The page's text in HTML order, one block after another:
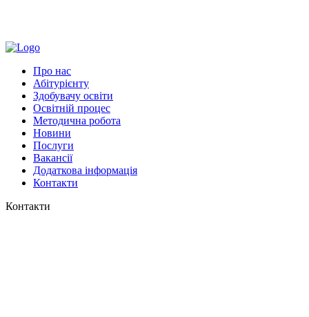
Про нас
Абітурієнту
Здобувачу освіти
Освітній процес
Методична робота
Новини
Послуги
Вакансії
Додаткова інформація
Контакти
Контакти